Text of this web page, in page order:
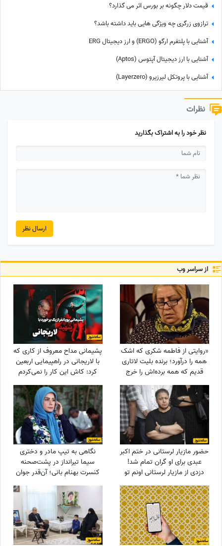
قیمت دلار چگونه بر بورس اثر می گذارد؟
ترازوی زرگری چه ویژگی هایی باید داشته باشد؟
آشنایی با پلتفرم ارگو (ERGO‌) و ارز دیجیتال ERG
آشنایی با ارز دیجیتال آپتوس (Aptos)
آشنایی با پروتکل لیرزیرو (Layerzero)
نظرات
نظر خود را به اشتراک بگذارید
ارسال نظر
از سراسر وب
«روایتی از فاطمه شکری که اشک
همه را درآورد؛ برنده بلیت لاتاری
قدیم که همه برده‌اش را خرج
دیگران کرد، اکنون بی‌مهری
می‌بیند!»
پشیمانی مداح معروف از کاری که
با لاریجانی در راهپیمایی اربعین
کرد: کاش این کار را نمی‌کردم
حضور مازیار لرستانی در ختم اکبر
عبدی برای او گران تمام شد!
دزدی از مازیار لرستانی اونم تو
روز روشن!
نگاهی به تیپ مادر و دختری
سیما تیرانداز در پشت‌صحنه
کنسرت بهنام بانی؛ آن‌قدر جوان
که همه گفتند خواهرش است! +
عکس